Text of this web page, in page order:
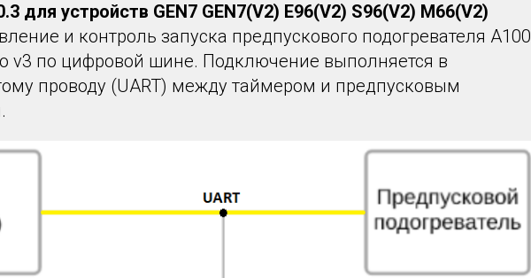
для устройств GEN7 GEN7(V2) E96(V2) S96(V2) M66(V2)
и контроль запуска предпускового подогревателя А100
v3 по цифровой шине. Подключение выполняется в
проводу (UART) между таймером и предпусковым